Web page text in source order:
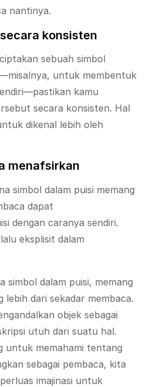
nantinya.
konsisten
sebuah simbol
untuk membentuk
kamu
secara konsisten. Hal
dikenal lebih oleh
menafsirkan
simbol dalam puisi memang
dapat
dengan caranya sendiri.
eksplisit dalam
simbol dalam puisi, memang
lebih dari sekadar membaca.
objek sebagai
utuh dari suatu hal.
untuk memahami tentang
sebagai pembaca, kita
imajinasi untuk